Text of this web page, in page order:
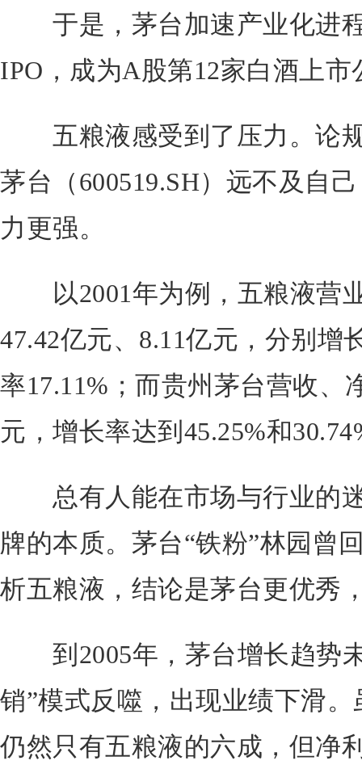
于是，茅台加速产业化进程
IPO，成为A股第12家白酒上市
五粮液感受到了压力。论
茅台（600519.SH）远不及自
力更强。
以2001年为例，五粮液营
47.42亿元、8.11亿元，分别增
率17.11%；而贵州茅台营收、
元，增长率达到45.25%和
总有人能在市场与行业的
牌的本质。茅台“铁粉”林园曾
析五粮液，结论是茅台更优秀
到2005年，茅台增长趋势
销”模式反噬，出现业绩下滑
仍然只有五粮液的六成，但净